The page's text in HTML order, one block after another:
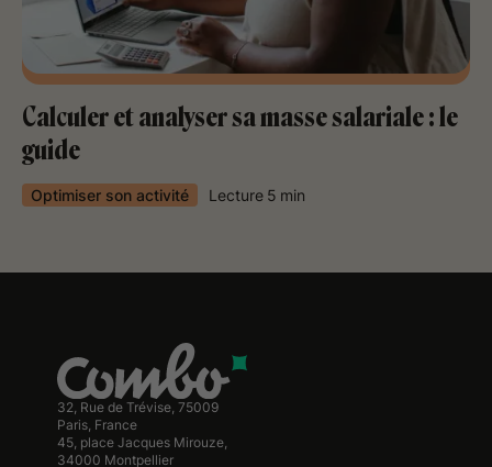
Calculer et analyser sa masse salariale : le
guide
Optimiser son activité Lecture 5 min
32, Rue de Trévise, 75009
Paris, France
45, place Jacques Mirouze,
34000 Montpellier